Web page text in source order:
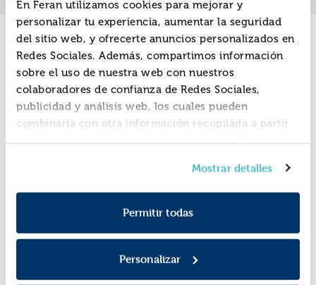
En Feran utilizamos cookies para mejorar y
personalizar tu experiencia, aumentar la seguridad
del sitio web, y ofrecerte anuncios personalizados en
Redes Sociales. Además, compartimos información
sobre el uso de nuestra web con nuestros
colaboradores de confianza de Redes Sociales,
publicidad y análisis web, los cuales pueden
combinarla con otra información recopilada a partir
consentimiento en cualquier momento. Para más
información consulta laPolítica de Cookiesy la
Política de Privacidad.
Mostrar detalles
Permitir todas
Personalizar
Promociones